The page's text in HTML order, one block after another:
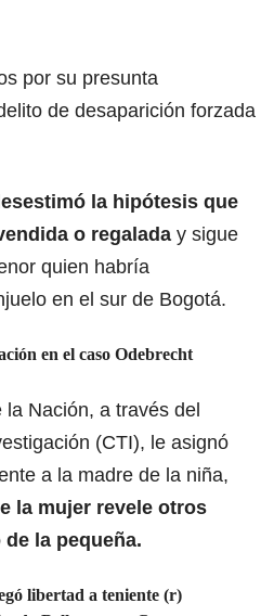
por su presunta
de desaparición forzada
la hipótesis que
o regalada y sigue
quien habría
en el sur de Bogotá.
en el caso Odebrecht
Nación, a través del
(CTI), le asignó
a la madre de la niña,
la mujer revele otros
la pequeña.
libertad a teniente (r)